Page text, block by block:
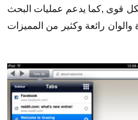
قوى ,كما يدعم عمليات البحث
رائعة وكثير من المميزات